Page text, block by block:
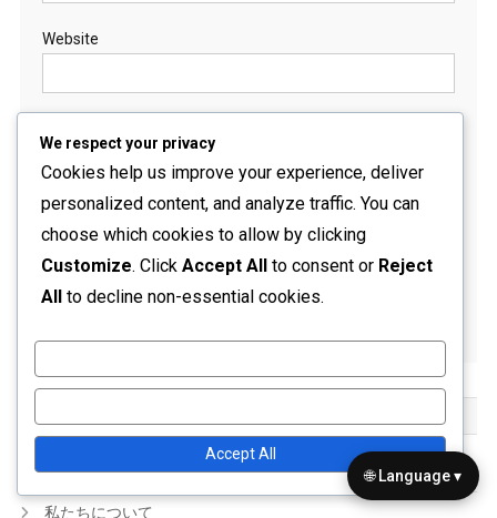
Website
Save my name,
email, and website
in this browser for
the next time I
comment.
コンテンツ
私たちについて
We respect your privacy
Cookies help us improve your experience, deliver
personalized content, and analyze traffic. You can
choose which cookies to allow by clicking
Customize. Click Accept All to consent or Reject
All to decline non-essential cookies.
Accept All
🌐 Language ▾